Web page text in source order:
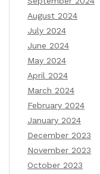
August 2024
July 2024
June 2024
May 2024
April 2024
March 2024
February 2024
January 2024
December 2023
November 2023
October 2023